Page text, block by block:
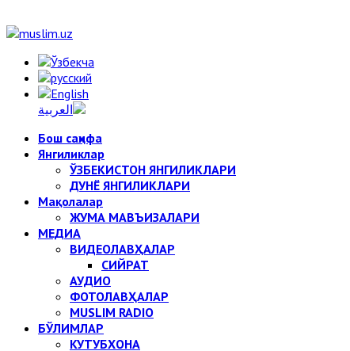
Бош саҳифа
Янгиликлар
ЎЗБЕКИСТОН ЯНГИЛИКЛАРИ
ДУНЁ ЯНГИЛИКЛАРИ
Мақолалар
ЖУМА МАВЪИЗАЛАРИ
МЕДИА
ВИДЕОЛАВҲАЛАР
СИЙРАТ
АУДИО
ФОТОЛАВҲАЛАР
MUSLIM RADIO
БЎЛИМЛАР
КУТУБХОНА